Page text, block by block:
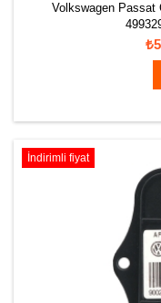
Volkswagen Passat
İndirimli fiyat